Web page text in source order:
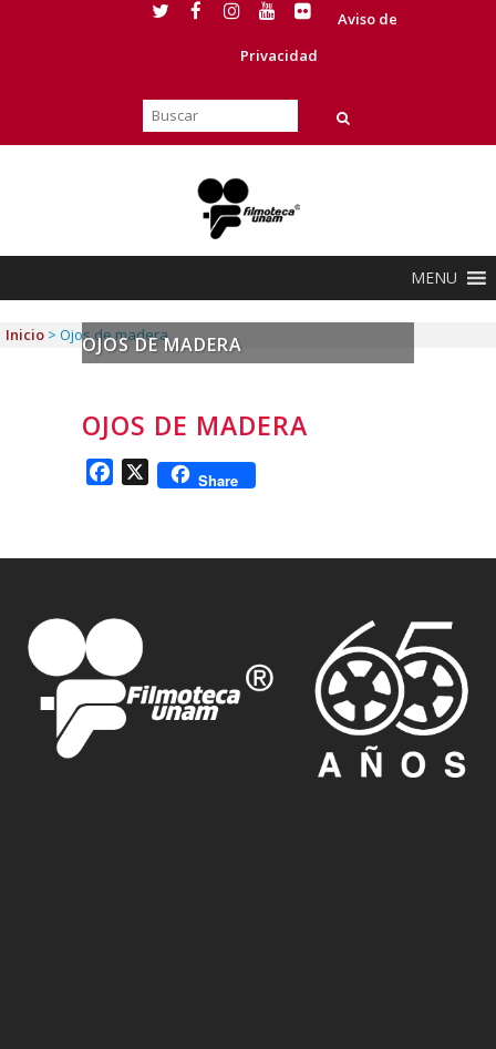
Aviso de
Privacidad
MENU
OJOS DE MADERA
Inicio > Ojos de madera
OJOS DE MADERA
Facebook
X Share